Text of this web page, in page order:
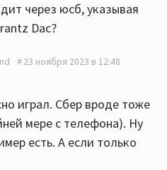
через юсб, указывая
Dac?
23 ноября 2023 в 12:48
играл. Сбер вроде тоже
мере с телефона). Ну
есть. А если только